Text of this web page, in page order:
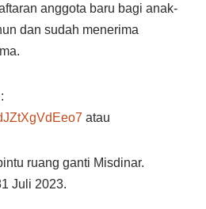
anggota baru bagi anak-
dan sudah menerima
atau
ruang ganti Misdinar.
Juli 2023.